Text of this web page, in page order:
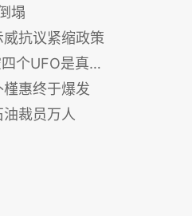
塌
抗议紧缩政策
UFO是真实的
惠终于爆发
裁员万人